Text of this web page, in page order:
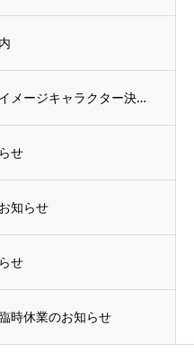
㈱ちゅうでん イメージキャラクター決定 名前は「雷ゴン」
せ
知らせ
せ
時休業のお知らせ